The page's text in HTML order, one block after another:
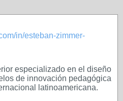
in/esteban-zimmer-
especializado en el diseño
de innovación pedagógica
latinoamericana.